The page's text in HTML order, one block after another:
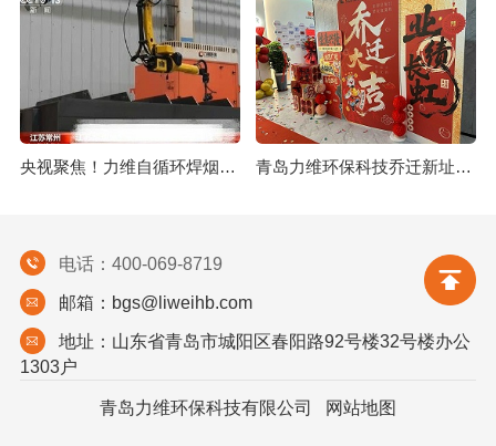
央视聚焦！力维自循环焊烟净化器助力变压器巨头打造绿色智造新标杆 青岛力维环保科技乔迁新址：启航绿色发展新征程
电话：400-069-8719
邮箱：bgs@liweihb.com
地址：山东省青岛市城阳区春阳路92号楼32号楼办公
1303户
青岛力维环保科技有限公司 网站地图